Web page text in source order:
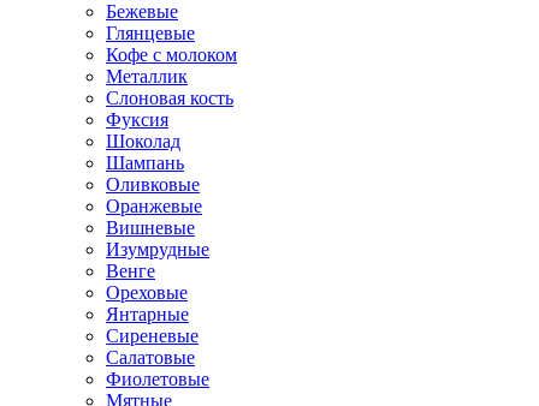
Бежевые
Глянцевые
Кофе с молоком
Металлик
Слоновая кость
Фуксия
Шоколад
Шампань
Оливковые
Оранжевые
Вишневые
Изумрудные
Венге
Ореховые
Янтарные
Сиреневые
Салатовые
Фиолетовые
Мятные